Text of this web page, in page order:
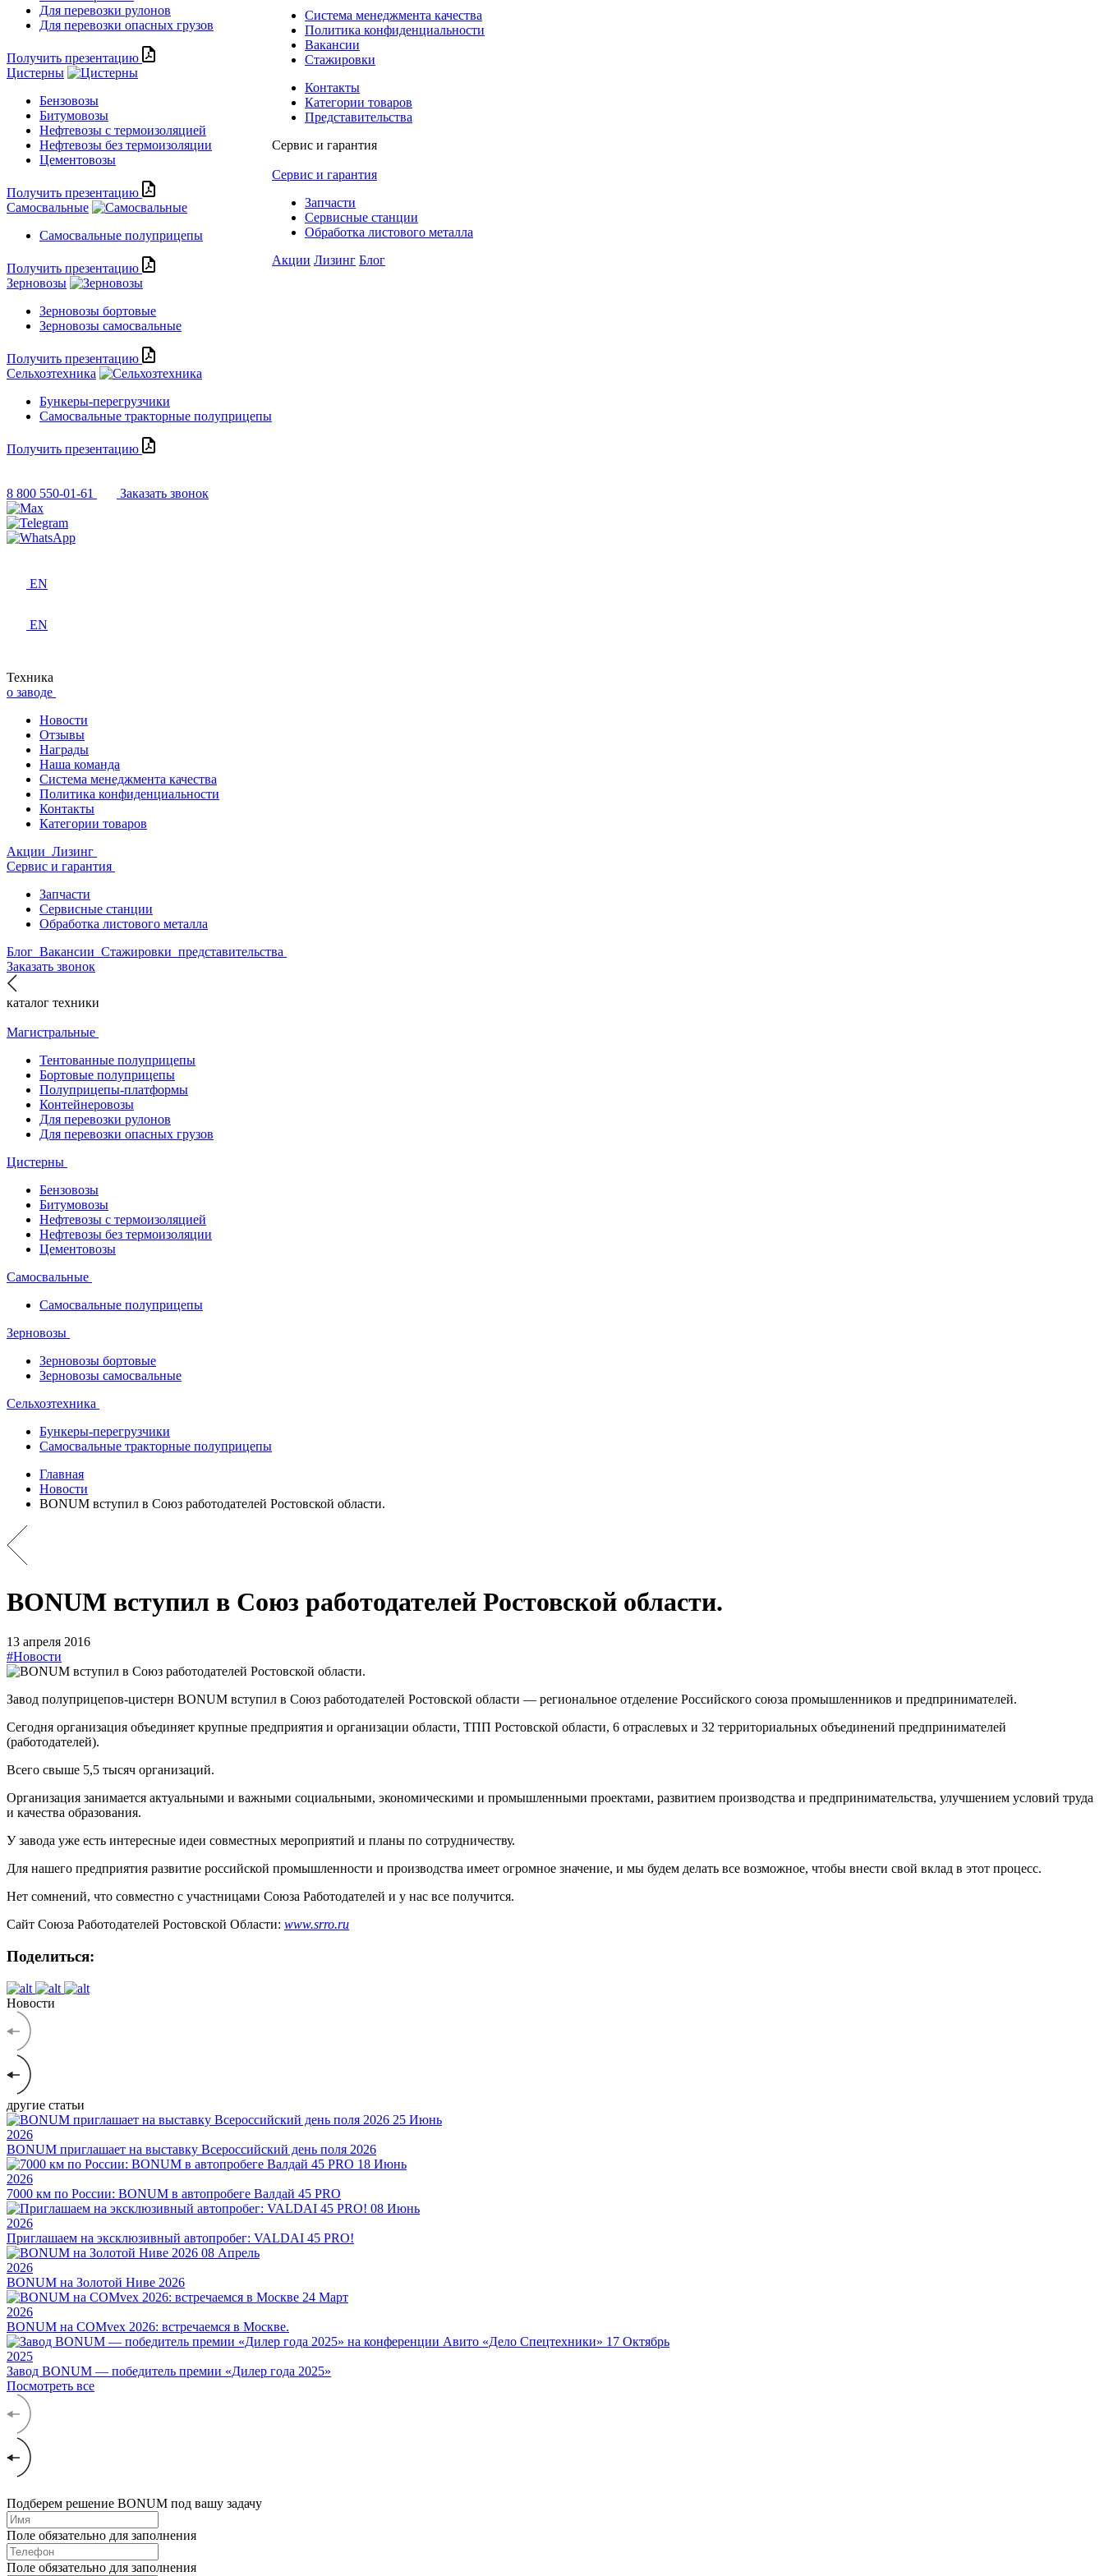
Для перевозки рулонов
Для перевозки опасных грузов
Получить презентацию
Цистерны
Бензовозы
Битумовозы
Нефтевозы с термоизоляцией
Нефтевозы без термоизоляции
Цементовозы
Получить презентацию
Самосвальные
Самосвальные полуприцепы
Получить презентацию
Зерновозы
Зерновозы бортовые
Зерновозы самосвальные
Получить презентацию
Сельхозтехника
Бункеры-перегрузчики
Самосвальные тракторные полуприцепы
Получить презентацию
Система менеджмента качества
Политика конфиденциальности
Вакансии
Стажировки
Контакты
Категории товаров
Представительства
Сервис и гарантия
Сервис и гарантия
Запчасти
Сервисные станции
Обработка листового металла
Акции Лизинг Блог
8 800 550-01-61 Заказать звонок
EN
EN
Техника
о заводе
Новости
Отзывы
Награды
Наша команда
Система менеджмента качества
Политика конфиденциальности
Контакты
Категории товаров
Акции Лизинг
Сервис и гарантия
Запчасти
Сервисные станции
Обработка листового металла
Блог Вакансии Стажировки представительства
Заказать звонок
каталог техники
Магистральные
Тентованные полуприцепы
Бортовые полуприцепы
Полуприцепы-платформы
Контейнеровозы
Для перевозки рулонов
Для перевозки опасных грузов
Цистерны
Бензовозы
Битумовозы
Нефтевозы с термоизоляцией
Нефтевозы без термоизоляции
Цементовозы
Самосвальные
Самосвальные полуприцепы
Зерновозы
Зерновозы бортовые
Зерновозы самосвальные
Сельхозтехника
Бункеры-перегрузчики
Самосвальные тракторные полуприцепы
Главная
Новости
BONUM вступил в Союз работодателей Ростовской области.
BONUM вступил в Союз работодателей Ростовской области.
13 апреля 2016
#Новости
Завод полуприцепов-цистерн BONUM вступил в Союз работодателей Ростовской области — региональное отделение Российского союза промышленников и предпринимателей.
Сегодня организация объединяет крупные предприятия и организации области, ТПП Ростовской области, 6 отраслевых и 32 территориальных объединений предпринимателей
(работодателей).
Всего свыше 5,5 тысяч организаций.
Организация занимается актуальными и важными социальными, экономическими и промышленными проектами, развитием производства и предпринимательства, улучшением условий труда
и качества образования.
У завода уже есть интересные идеи совместных мероприятий и планы по сотрудничеству.
Для нашего предприятия развитие российской промышленности и производства имеет огромное значение, и мы будем делать все возможное, чтобы внести свой вклад в этот процесс.
Нет сомнений, что совместно с участницами Союза Работодателей и у нас все получится.
Сайт Союза Работодателей Ростовской Области: www.srro.ru
Поделиться:
Новости
другие статьи
25 Июнь
2026
BONUM приглашает на выставку Всероссийский день поля 2026
18 Июнь
2026
7000 км по России: BONUM в автопробеге Валдай 45 PRO
08 Июнь
2026
Приглашаем на эксклюзивный автопробег: VALDAI 45 PRO!
08 Апрель
2026
BONUM на Золотой Ниве 2026
24 Март
2026
BONUM на COMvex 2026: встречаемся в Москве.
17 Октябрь
2025
Завод BONUM — победитель премии «Дилер года 2025»
Посмотреть все
Подберем решение BONUM под вашу задачу
Поле обязательно для заполнения
Поле обязательно для заполнения